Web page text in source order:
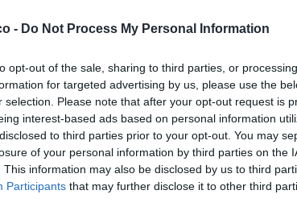
- Do Not Process My Personal Information
opt-out of the sale, sharing to third parties, or
for targeted advertising by us, please use the
selection. Please note that after your opt-out request is
interest-based ads based on personal information
to third parties prior to your opt-out. You may
of your personal information by third parties on the
This information may also be disclosed by us to third
Participants that may further disclose it to other third
6 Maggio alle ore 22:12·Ti stimo·Rispondi
Scar71 :Mosayco notte ragazzaccio sempre sveglio 🤗
6 Maggio alle ore 22:20 ·Ti stimo ·Rispondi
Mosayco:Scar71 notte, me tocca per forza
1
6 Maggio alle ore 22:23·Ti stimo·Rispondi